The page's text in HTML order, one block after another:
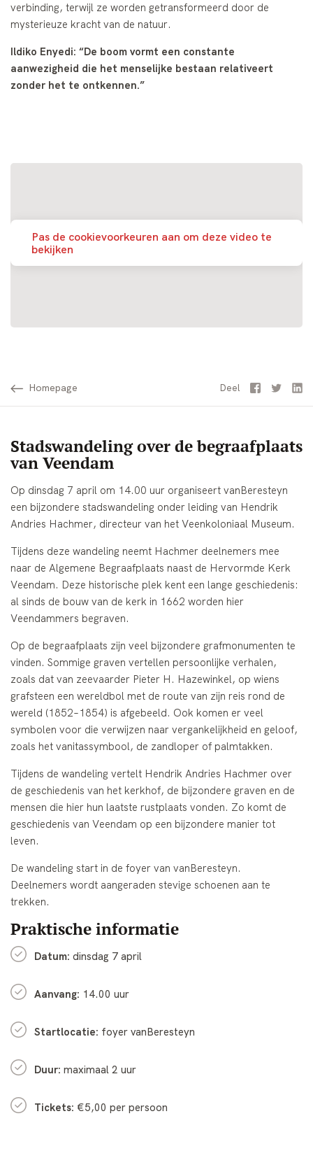
verbinding, terwijl ze worden getransformeerd door de
mysterieuze kracht van de natuur.
Ildiko Enyedi: “De boom vormt een constante
aanwezigheid die het menselijke bestaan relativeert
zonder het te ontkennen.”
Pas de cookievoorkeuren aan om deze video te
bekijken
Homepage Deel Facebook
Twitter
Stadswandeling over de begraafplaats
van Veendam
Op dinsdag 7 april om 14.00 uur organiseert vanBeresteyn
een bijzondere stadswandeling onder leiding van Hendrik
Andries Hachmer, directeur van het Veenkoloniaal Museum.
Tijdens deze wandeling neemt Hachmer deelnemers mee
naar de Algemene Begraafplaats naast de Hervormde Kerk
Veendam. Deze historische plek kent een lange geschiedenis:
al sinds de bouw van de kerk in 1662 worden hier
Veendammers begraven.
Op de begraafplaats zijn veel bijzondere grafmonumenten te
vinden. Sommige graven vertellen persoonlijke verhalen,
zoals dat van zeevaarder Pieter H. Hazewinkel, op wiens
grafsteen een wereldbol met de route van zijn reis rond de
wereld (1852–1854) is afgebeeld. Ook komen er veel
symbolen voor die verwijzen naar vergankelijkheid en geloof,
zoals het vanitassymbool, de zandloper of palmtakken.
Tijdens de wandeling vertelt Hendrik Andries Hachmer over
de geschiedenis van het kerkhof, de bijzondere graven en de
mensen die hier hun laatste rustplaats vonden. Zo komt de
geschiedenis van Veendam op een bijzondere manier tot
leven.
De wandeling start in de foyer van vanBeresteyn.
Deelnemers wordt aangeraden stevige schoenen aan te
trekken.
Praktische informatie
Datum: dinsdag 7 april
Aanvang: 14.00 uur
Startlocatie: foyervanBeresteyn
Duur: maximaal 2 uur
Tickets: €5,00 per persoon